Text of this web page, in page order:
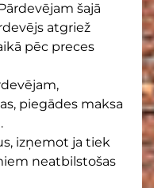
šajā
atgriež
pēc preces
piegādes maksa
.
izņemot ja tiek
neatbilstošas